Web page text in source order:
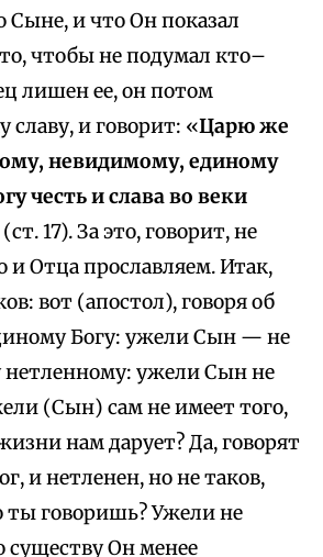
Сыне, и что Он показал
чтобы не подумал кто–
лишен ее, он потом
славу, и говорит: «Царю же
невидимому, единому
честь и слава во веки
17). За это, говорит, не
и Отца прославляем. Итак,
вот (апостол), говоря об
Богу: ужели Сын — не
нетленному: ужели Сын не
(Сын) сам не имеет того,
нам дарует? Да, говорят
и нетленен, но не таков,
ты говоришь? Ужели не
существу Он менее